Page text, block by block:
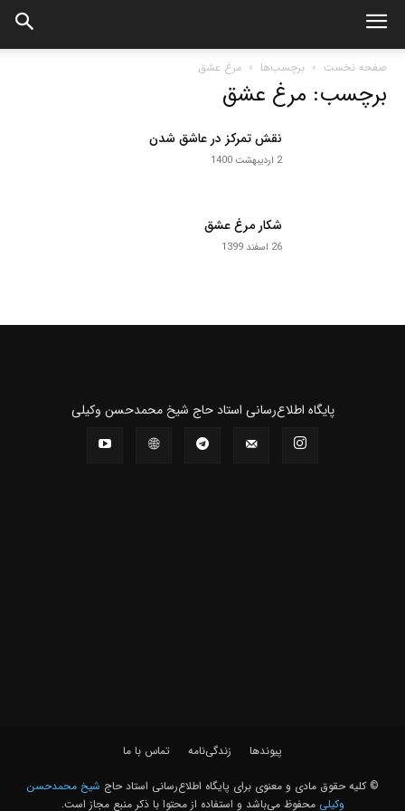
صفحه نخست برچسب‌ها مرغ عشق
برچسب: مرغ عشق
نقش تمرکز در عاشق شدن
2 اردیبهشت 1400
شکار مرغ عشق
26 اسفند 1399
پايگاه اطلاع‌رسانی استاد حاج شیخ محمدحسن وکیلی
پیوندها زندگی‌نامه تماس با ما
© کلیه حقوق مادی و معنوی برای پايگاه اطلاع‌رسانی استاد حاج شیخ محمدحسن
وکیلی محفوظ می‌باشد و استفاده از محتوا با ذکر منبع مجاز است.